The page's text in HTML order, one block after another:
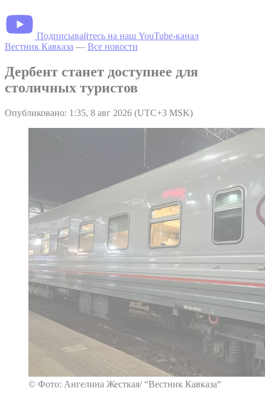
Подписывайтесь на наш YouTube-канал
Вестник Кавказа — Все новости
Дербент станет доступнее для
столичных туристов
Опубликовано: 1:35, 8 авг 2026 (UTC+3 MSK)
© Фото: Ангелина Жесткая/ “Вестник Кавказа“